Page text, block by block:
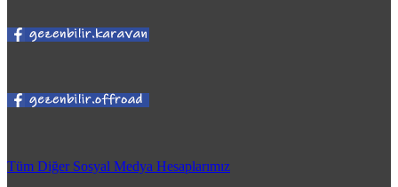
Tüm Diğer Sosyal Medya Hesaplarımız